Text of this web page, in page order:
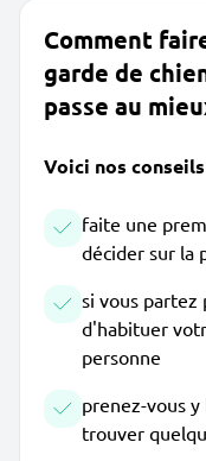
Comment
garde de
passe au
Voici nos
faite une
décider sur la
si vous partez
d'habituer
personne
prenez-vous
trouver